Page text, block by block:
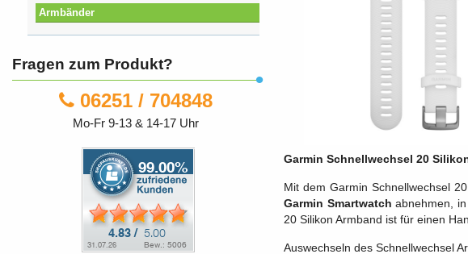
Garmin Schnellwechsel 20
Mit dem Garmin Schnellwechsel
Garmin Smartwatch abnehmen,
20 Silikon Armband ist für einen
Auswechseln des Schnellwechsel
Armbänder
Fragen zum Produkt?
06251 / 704848
Mo-Fr 9-13 & 14-17 Uhr